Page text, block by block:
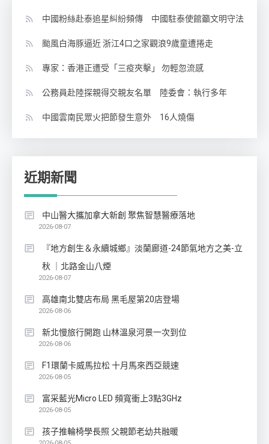
中國粉絲赴泰追星糾紛頻傳 中國駐泰使館籲文明守法
颱風白海豚逼近 浙江4口之家觀浪9歲童遭捲走
專家：香港正遭受「三疫夾擊」 勿輕忽流感
公務員赴陸探親得交親友名單 陸委會：執行多年
中國雲南民眾火把節發生意外 16人燒傷
近期新聞
中山醫大攜加拿大新創 聚焦智慧醫療落地
2026-08-07
『地方創生＆永續城鄉』淡蘭廊道-24節氣地方之美-立
秋 ｜北路金山八煙
2026-08-07
高雄南北雙店布局 黑毛屋第20店登場
2026-08-06
新北慢旅行開跑 山林溫泉河景一次到位
2026-08-06
F1環蘭卡威馬拉松 十月馬來西亞競速
2026-08-05
富采藍光Micro LED 頻寬衝上3點3GHz
2026-08-05
孩子推輪椅學長照 父親節老幼共融暖